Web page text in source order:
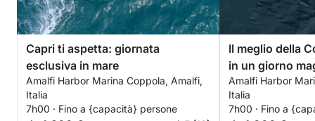
Capri ti aspetta: giornata
esclusiva in mare
Amalfi Harbor Marina Coppola, Amalfi,
Italia
7h00 · Fino a {capacità} persone
Il meglio della
in un giorno
Amalfi Harbor
Italia
7h00 · Fino a